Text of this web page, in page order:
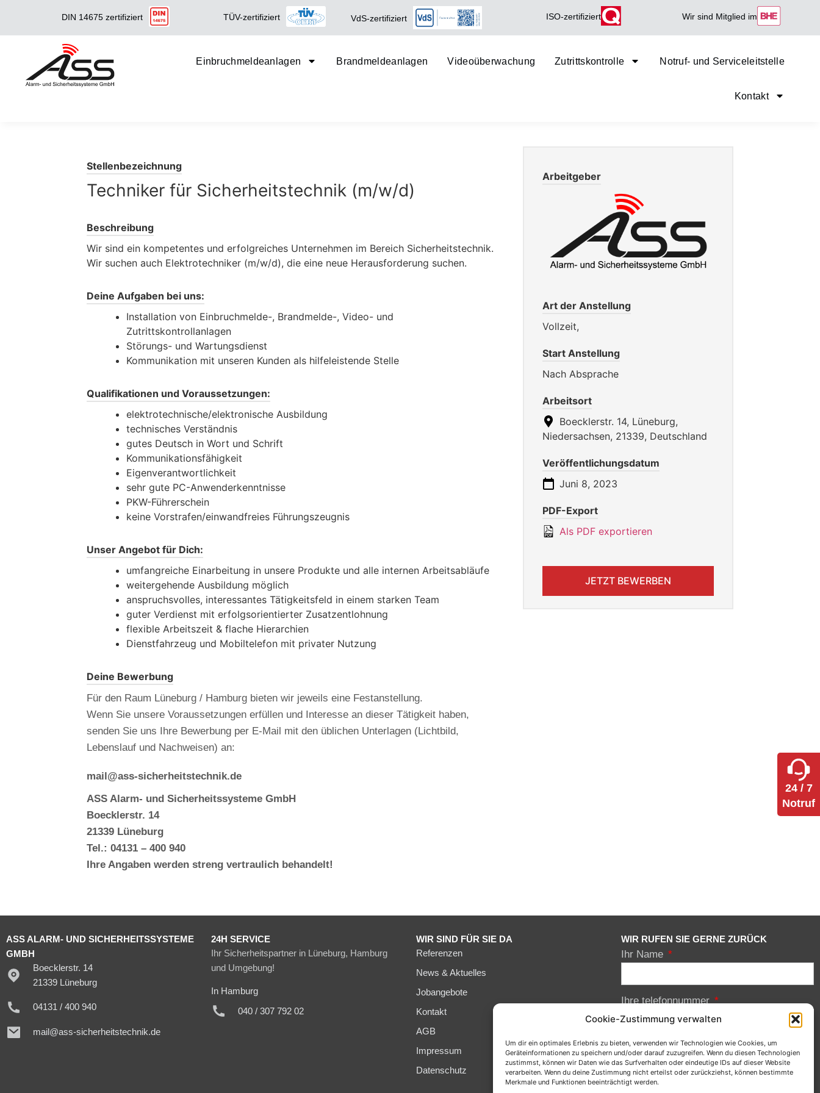
Cookie-Zustimmung verwalten
Um dir ein optimales Erlebnis zu bieten, verwenden wir Technologien wie Cookies, um
Geräteinformationen zu speichern und/oder darauf zuzugreifen. Wenn du diesen Technologien
zustimmst, können wir Daten wie das Surfverhalten oder eindeutige IDs auf dieser Website
verarbeiten. Wenn du deine Zustimmung nicht erteilst oder zurückziehst, können bestimmte
Merkmale und Funktionen beeinträchtigt werden.
24 / 7
Notruf
DIN 14675 zertifiziert TÜV-zertifiziert VdS-zertifiziert ISO-zertifiziert Wir sind Mitglied im
Einbruchmeldeanlagen Brandmeldeanlagen Videoüberwachung Zutrittskontrolle Notruf- und Serviceleitstelle
Kontakt
Stellenbezeichnung
Techniker für Sicherheitstechnik (m/w/d)
Beschreibung
Wir sind ein kompetentes und erfolgreiches Unternehmen im Bereich Sicherheitstechnik.
Wir suchen auch Elektrotechniker (m/w/d), die eine neue Herausforderung suchen.
Deine Aufgaben bei uns:
Installation von Einbruchmelde-, Brandmelde-, Video- und
Zutrittskontrollanlagen
Störungs- und Wartungsdienst
Kommunikation mit unseren Kunden als hilfeleistende Stelle
Qualifikationen und Voraussetzungen:
elektrotechnische/elektronische Ausbildung
technisches Verständnis
gutes Deutsch in Wort und Schrift
Kommunikationsfähigkeit
Eigenverantwortlichkeit
sehr gute PC-Anwenderkenntnisse
PKW-Führerschein
keine Vorstrafen/einwandfreies Führungszeugnis
Unser Angebot für Dich:
umfangreiche Einarbeitung in unsere Produkte und alle internen Arbeitsabläufe
weitergehende Ausbildung möglich
anspruchsvolles, interessantes Tätigkeitsfeld in einem starken Team
guter Verdienst mit erfolgsorientierter Zusatzentlohnung
flexible Arbeitszeit & flache Hierarchien
Dienstfahrzeug und Mobiltelefon mit privater Nutzung
Deine Bewerbung
Für den Raum Lüneburg / Hamburg bieten wir jeweils eine Festanstellung.
Wenn Sie unsere Voraussetzungen erfüllen und Interesse an dieser Tätigkeit haben,
senden Sie uns Ihre Bewerbung per E-Mail mit den üblichen Unterlagen (Lichtbild,
Lebenslauf und Nachweisen) an:
mail@ass-sicherheitstechnik.de
ASS Alarm- und Sicherheitssysteme GmbH
Boecklerstr. 14
21339 Lüneburg
Tel.: 04131 – 400 940
Ihre Angaben werden streng vertraulich behandelt!
Arbeitgeber
Art der Anstellung
Vollzeit,
Start Anstellung
Nach Absprache
Arbeitsort
Boecklerstr. 14, Lüneburg,
Niedersachsen, 21339, Deutschland
Veröffentlichungsdatum
Juni 8, 2023
PDF-Export
Als PDF exportieren
JETZT BEWERBEN
ASS ALARM- UND SICHERHEITSSYSTEME
GMBH
Boecklerstr. 14
21339 Lüneburg
04131 / 400 940
mail@ass-sicherheitstechnik.de
24H SERVICE
Ihr Sicherheitspartner in Lüneburg, Hamburg
und Umgebung!
In Hamburg
040 / 307 792 02
WIR SIND FÜR SIE DA
Referenzen
News & Aktuelles
Jobangebote
Kontakt
AGB
Impressum
Datenschutz
WIR RUFEN SIE GERNE ZURÜCK
Ihr Name
Ihre telefonnummer
Mit der Absendung des Formulars bestätigen
Sie die Kenntnisnahme und Ihr Einverständnis für
unsereDatenschutzerklärung